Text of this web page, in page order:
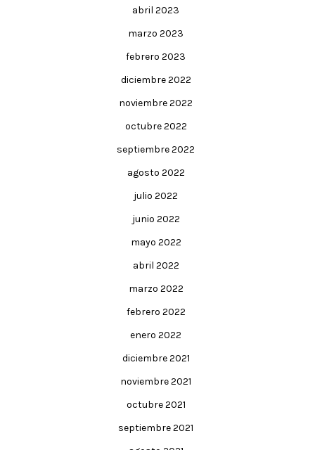
abril 2023
marzo 2023
febrero 2023
diciembre 2022
noviembre 2022
octubre 2022
septiembre 2022
agosto 2022
julio 2022
junio 2022
mayo 2022
abril 2022
marzo 2022
febrero 2022
enero 2022
diciembre 2021
noviembre 2021
octubre 2021
septiembre 2021